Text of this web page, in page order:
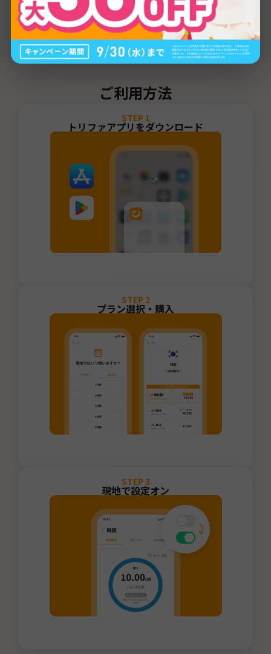
追加チャージ
ご利用方法
STEP 1
トリファアプリをダウンロード
STEP 2
プラン選択・購入
STEP 3
現地で設定オン